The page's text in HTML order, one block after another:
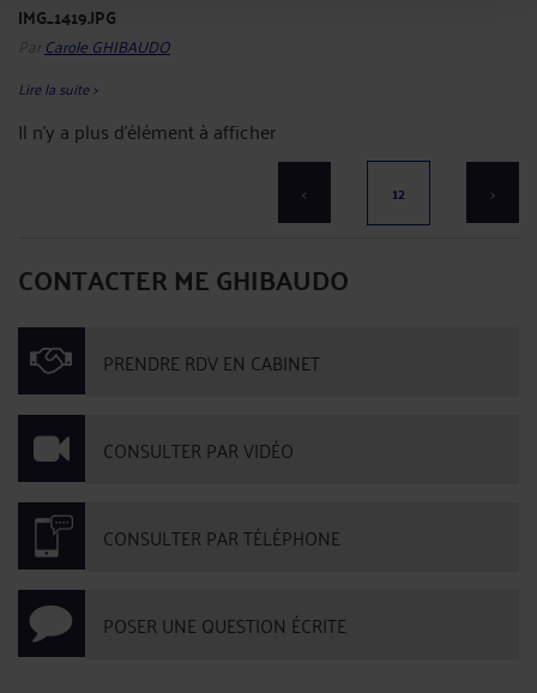
IMG_1419.JPG
Par Carole GHIBAUDO
Lire la suite >
Il n'y a plus d'élément à afficher
< 12 >
CONTACTER ME GHIBAUDO
PRENDRE RDV EN CABINET
CONSULTER PAR VIDÉO
CONSULTER PAR TÉLÉPHONE
POSER UNE QUESTION ÉCRITE